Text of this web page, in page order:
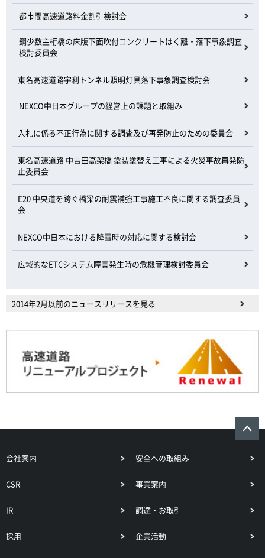
都市間高速道路料金割引検討会
鋼少数主桁橋の床版下面吹付コンクリートはく離・落下事象調査
検討委員会
東名高速道路宇利トンネル照明灯具落下事象調査検討会
NEXCO中日本グループの経営上の課題と取組み
入札に係る不正行為に関する調査及び再発防止のための委員会
東名高速道路 中吉田高架橋 塗装塗替え工事による火災事故再発防
止委員会
E20 中央道を跨ぐ橋梁の耐震補強工事施工不良に関する調査委員
会
NEXCO中日本における降雪時の対応に関する検討会
広域的なETCシステム障害発生時の危機管理検討委員会
2014年2月以前のニュースリリースを見る
会社案内 安全への取組み
CSR 事業案内
IR 調達・お取引
採用 企業活動